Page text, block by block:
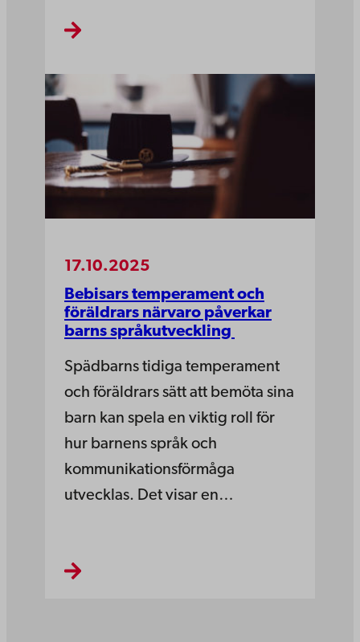
17.10.2025
Bebisars temperament och
föräldrars närvaro påverkar
barns språkutveckling
Spädbarns tidiga temperament
och föräldrars sätt att bemöta sina
barn kan spela en viktig roll för
hur barnens språk och
kommunikationsförmåga
utvecklas. Det visar en…